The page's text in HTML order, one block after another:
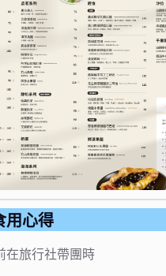
用心得
在旅行社帶團時